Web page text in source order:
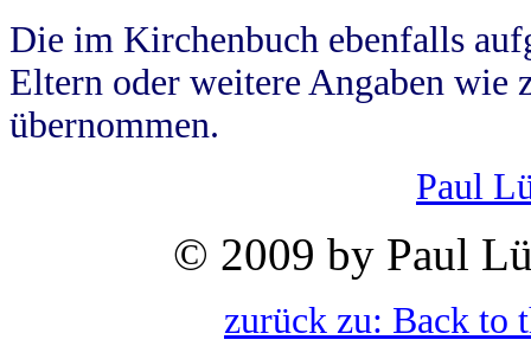
Die im Kirchenbuch ebenfalls
Eltern oder weitere Angaben wie
übernommen.
Paul
© 2009 by Paul
zurück zu: Back to